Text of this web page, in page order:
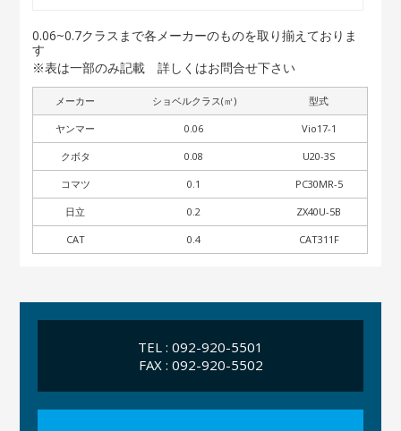
0.06~0.7クラスまで各メーカーのものを取り揃えておりま
す
※表は一部のみ記載 詳しくはお問合せ下さい
メーカー ショベルクラス(㎥) 型式
ヤンマー 0.06 Vio17-1
クボタ 0.08 U20-3S
コマツ 0.1 PC30MR-5
日立 0.2 ZX40U-5B
CAT 0.4 CAT311F
TEL : 092-920-5501
FAX : 092-920-5502